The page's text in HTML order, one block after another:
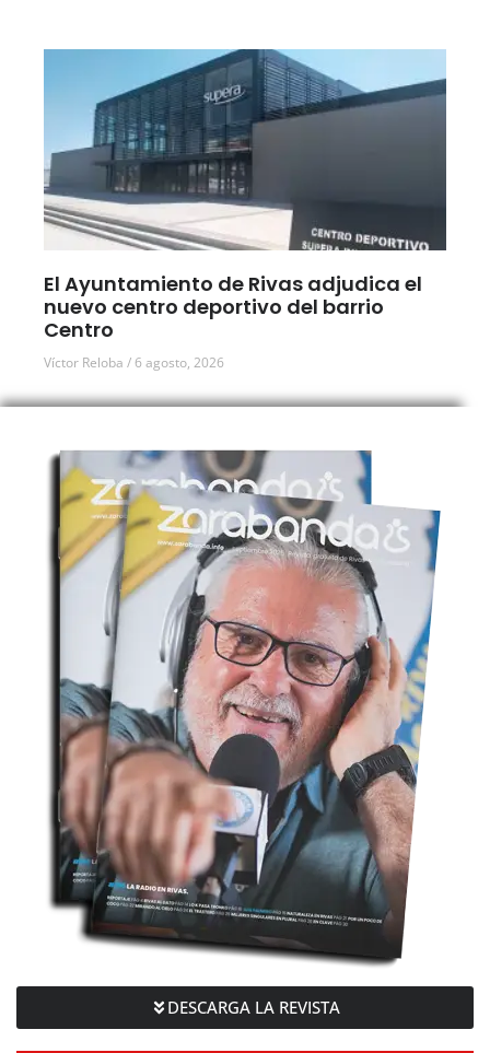
El Ayuntamiento de Rivas adjudica el
nuevo centro deportivo del barrio
Centro
Víctor Reloba 6 agosto, 2026
DESCARGA LA REVISTA